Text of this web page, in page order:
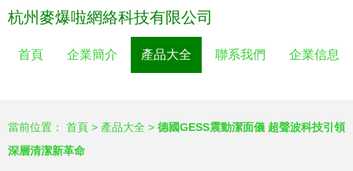
杭州麥爆啦網絡科技有限公司
首頁 企業簡介 產品大全 聯系我們 企業信息
當前位置： 首頁 > 產品大全 > 德國GESS震動潔面儀 超聲波科技引領
深層清潔新革命